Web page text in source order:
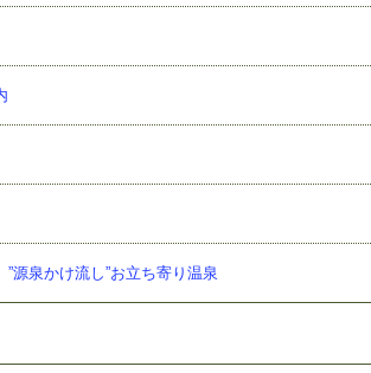
源泉かけ流し”お立ち寄り温泉